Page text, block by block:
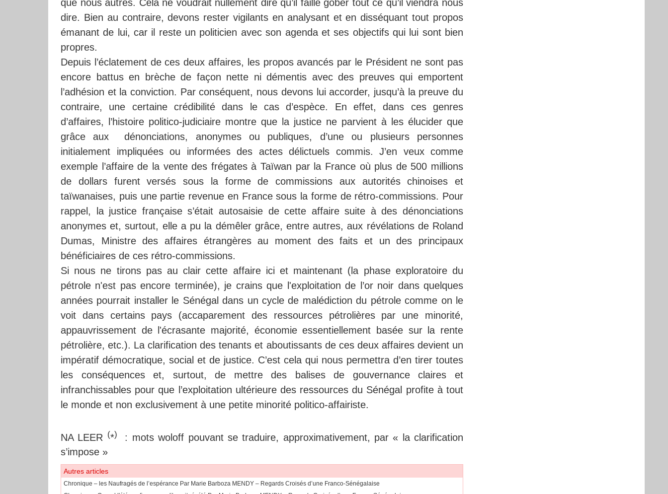
que nous autres. Cela ne voudrait nullement dire qu’il faille gober tout ce qu’il viendra nous
dire. Bien au contraire, devons rester vigilants en analysant et en disséquant tout propos
émanant de lui, car il reste un politicien avec son agenda et ses objectifs qui lui sont bien
propres.
Depuis l’éclatement de ces deux affaires, les propos avancés par le Président ne sont pas
encore battus en brèche de façon nette ni démentis avec des preuves qui emportent
l’adhésion et la conviction. Par conséquent, nous devons lui accorder, jusqu’à la preuve du
contraire, une certaine crédibilité dans le cas d’espèce. En effet, dans ces genres
d’affaires, l’histoire politico-judiciaire montre que la justice ne parvient à les élucider que
grâce aux dénonciations, anonymes ou publiques, d’une ou plusieurs personnes
initialement impliquées ou informées des actes délictuels commis. J’en veux comme
exemple l’affaire de la vente des frégates à Taïwan par la France où plus de 500 millions
de dollars furent versés sous la forme de commissions aux autorités chinoises et
taïwanaises, puis une partie revenue en France sous la forme de rétro-commissions. Pour
rappel, la justice française s’était autosaisie de cette affaire suite à des dénonciations
anonymes et, surtout, elle a pu la démêler grâce, entre autres, aux révélations de Roland
Dumas, Ministre des affaires étrangères au moment des faits et un des principaux
bénéficiaires de ces rétro-commissions.
Si nous ne tirons pas au clair cette affaire ici et maintenant (la phase exploratoire du
pétrole n'est pas encore terminée), je crains que l'exploitation de l’or noir dans quelques
années pourrait installer le Sénégal dans un cycle de malédiction du pétrole comme on le
voit dans certains pays (accaparement des ressources pétrolières par une minorité,
appauvrissement de l'écrasante majorité, économie essentiellement basée sur la rente
pétrolière, etc.). La clarification des tenants et aboutissants de ces deux affaires devient un
impératif démocratique, social et de justice. C’est cela qui nous permettra d’en tirer toutes
les conséquences et, surtout, de mettre des balises de gouvernance claires et
infranchissables pour que l’exploitation ultérieure des ressources du Sénégal profite à tout
le monde et non exclusivement à une petite minorité politico-affairiste.
NA LEER (*)
: mots woloff pouvant se traduire, approximativement, par « la clarification
s’impose »
Autres articles
Chronique – les Naufragés de l’espérance Par Marie Barboza MENDY – Regards Croisés d’une Franco-Sénégalaise